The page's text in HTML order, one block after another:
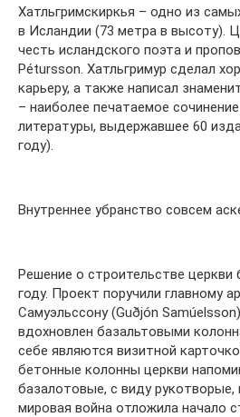
Хатльгримскиркья – одно из
в Исландии (73 метра в высоту).
честь исландского поэта и
Pétursson. Хатльгримур сделал
карьеру, а также написал
– наиболее печатаемое
литературы, выдержавшее 60
году).
Внутреннее убранство совсем
Решение о строительстве церкви
году. Проект поручили главному
Самуэльссону (Guðjón
вдохновлен базальтовыми
себе являются визитной
бетонные колонны церкви
базалотовые, с виду рукотворые,
мировая война отложила начало